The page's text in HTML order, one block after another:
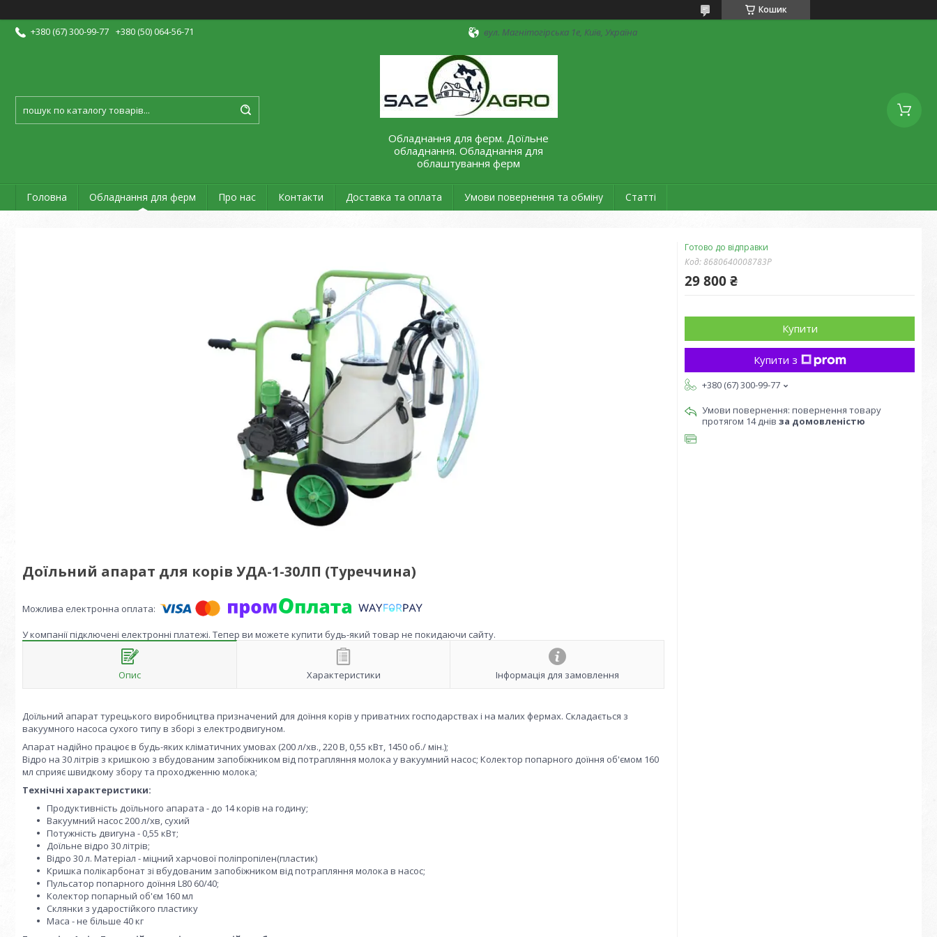
Кошик
+380 (67) 300-99-77 +380 (50) 064-56-71 вул. Магнітогірська 1е, Київ, Україна
Обладнання для ферм. Доїльне
обладнання. Обладнання для
облаштування ферм
Головна Обладнання для ферм Про нас Контакти Доставка та оплата Умови повернення та обміну Статті
Доїльний апарат для корів УДА-1-30ЛП (Туреччина)
У компанії підключені електронні платежі. Тепер ви можете купити будь-який товар не покидаючи сайту.
Опис Характеристики Інформація для замовлення
Доїльний апарат турецького виробництва призначений для доїння корів у приватних господарствах і на малих фермах. Складається з
вакуумного насоса сухого типу в зборі з електродвигуном.
Апарат надійно працює в будь-яких кліматичних умовах (200 л/хв., 220 В, 0,55 кВт, 1450 об./ мін.);
Відро на 30 літрів з кришкою з вбудованим запобіжником від потрапляння молока у вакуумний насос; Колектор попарного доїння об'ємом 160
мл сприяє швидкому збору та проходженню молока;
Технічні характеристики:
Продуктивність доїльного апарата - до 14 корів на годину;
Вакуумний насос 200 л/хв, сухий
Потужність двигуна - 0,55 кВт;
Доїльне відро 30 літрів;
Відро 30 л. Матеріал - міцний харчової поліпропілен(пластик)
Кришка полікарбонат зі вбудованим запобіжником від потрапляння молока в насос;
Пульсатор попарного доїння L80 60/40;
Колектор попарный об'єм 160 мл
Склянки з ударостійкого пластику
Маса - не більше 40 кг
Готово до відправки
Код:8680640008783P
29 800 ₴
Купити
Купити з
+380 (67) 300-99-77
повернення товару
протягом 14 днів за домовленістю